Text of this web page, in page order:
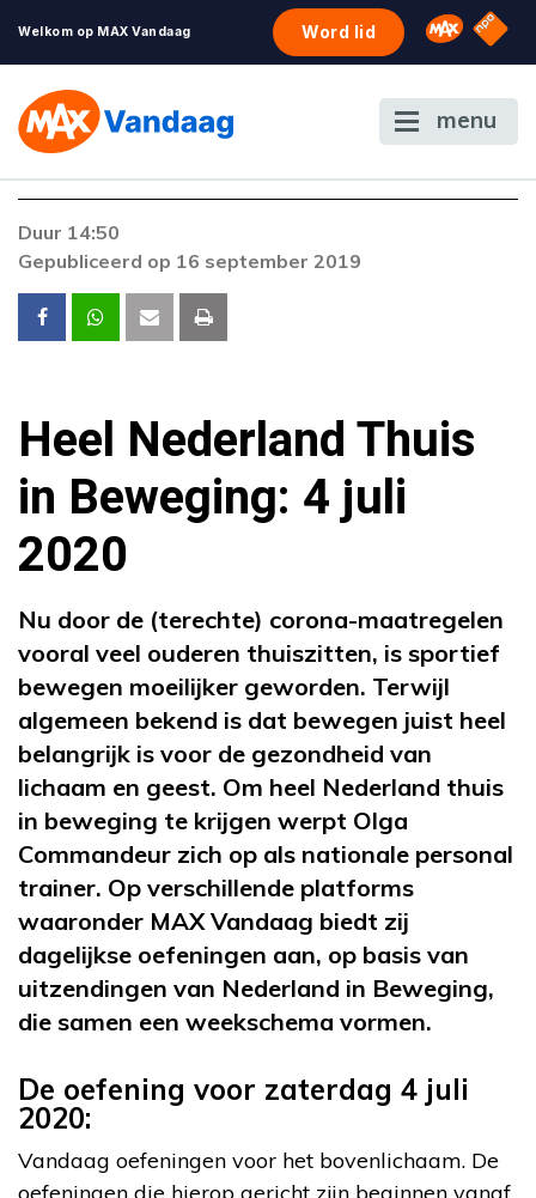
Welkom op MAX Vandaag Word lid Omroep
NPO
menu
Duur 14:50
Gepubliceerd op 16 september 2019
Heel Nederland Thuis
in Beweging: 4 juli
2020
Nu door de (terechte) corona-maatregelen
vooral veel ouderen thuiszitten, is sportief
bewegen moeilijker geworden. Terwijl
algemeen bekend is dat bewegen juist heel
belangrijk is voor de gezondheid van
lichaam en geest. Om heel Nederland thuis
in beweging te krijgen werpt Olga
Commandeur zich op als nationale personal
trainer. Op verschillende platforms
waaronder MAX Vandaag biedt zij
dagelijkse oefeningen aan, op basis van
uitzendingen van Nederland in Beweging,
die samen een weekschema vormen.
De oefening voor zaterdag 4 juli
2020:
Vandaag oefeningen voor het bovenlichaam. De